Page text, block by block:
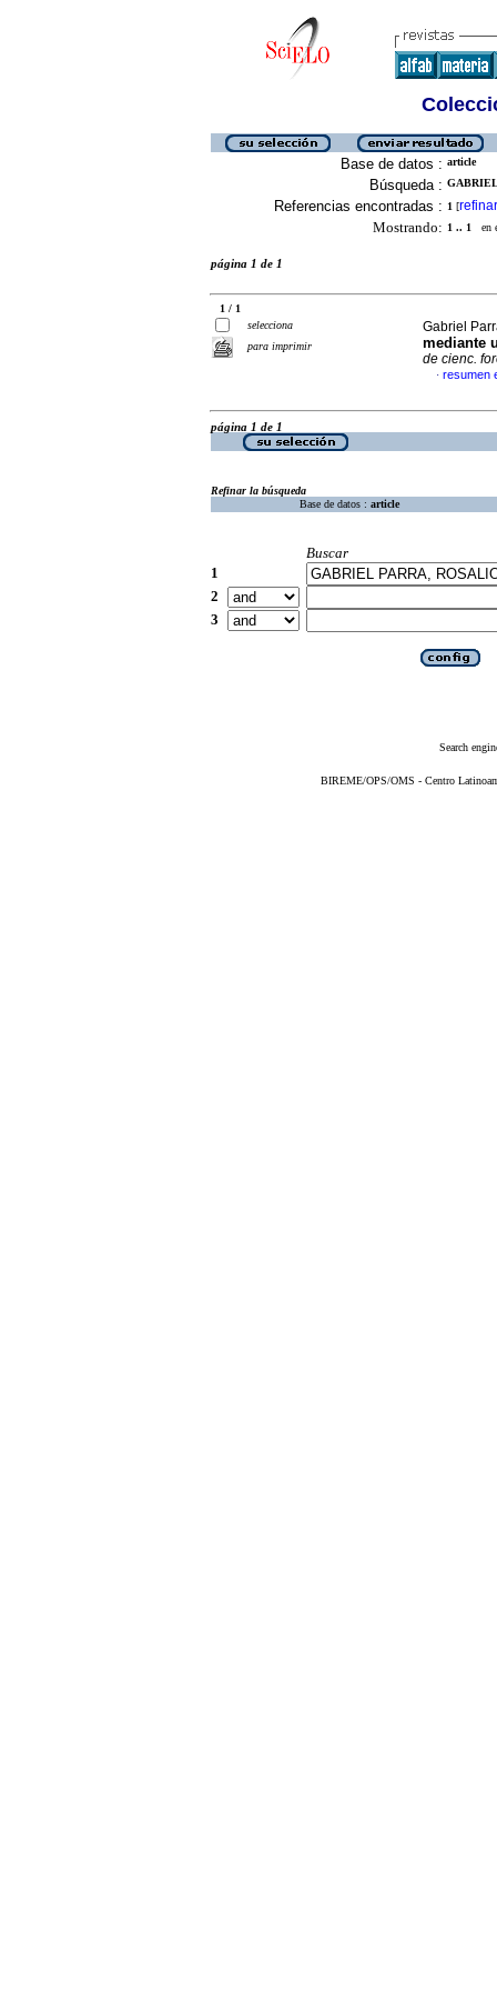
Base de datos : article
Búsqueda :
Referencias encontradas : 1 [refinar
Mostrando: 1 .. 1 en
página 1 de 1
1 / 1
selecciona
para imprimir
Gabriel
mediante
de cienc.
· resumen
página 1 de 1
Refinar la búsqueda
Base de datos : article
Buscar
1
2
3
Search
BIREME/OPS/OMS - Centro